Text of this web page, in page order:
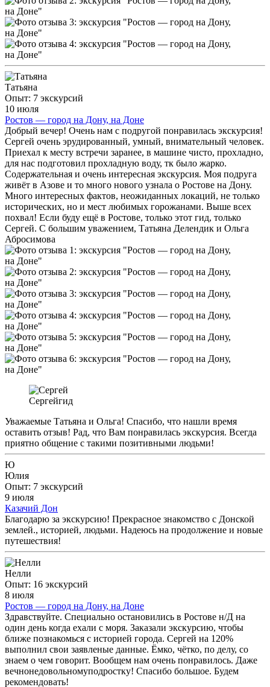
Татьяна
Опыт: 7 экскурсий
10 июля
Ростов — город на Дону, на Доне
Добрый вечер! Очень нам с подругой понравилась экскурсия!
Сергей очень эрудированный, умный, внимательный человек.
Приехал к месту встречи заранее, в машине чисто, прохладно,
для нас подготовил прохладную воду, тк было жарко.
Содержательная и очень интересная экскурсия. Моя подруга
живёт в Азове и то много нового узнала о Ростове на Дону.
Много интересных фактов, неожиданных локаций, не только
исторических, но и мест любимых горожанами. Выше всех
похвал! Если буду ещё в Ростове, только этот гид, только
Сергей. С большим уважением, Татьяна Делендик и Ольга
Абросимова
Сергейгид
Уважаемые Татьяна и Ольга! Спасибо, что нашли время
оставить отзыв! Рад, что Вам понравилась экскурсия. Всегда
приятно общение с такими позитивными людьми!
Ю
Юлия
Опыт: 7 экскурсий
9 июля
Казачий Дон
Благодарю за экскурсию! Прекрасное знакомство с Донской
землей., историей, людьми. Надеюсь на продолжение и новые
путешествия!
Нелли
Опыт: 16 экскурсий
8 июля
Ростов — город на Дону, на Доне
Здравствуйте. Специально остановились в Ростове н/Д на
один день когда ехали с моря. Заказали экскурсию, чтобы
ближе познакомься с историей города. Сергей на 120%
выполнил свои заявленые данные. Ёмко, чётко, по делу, со
знаем о чем говорит. Вообщем нам очень понравилось. Даже
вечнонедовольномуподростку! Спасибо большое. Будем
рекомендовать!